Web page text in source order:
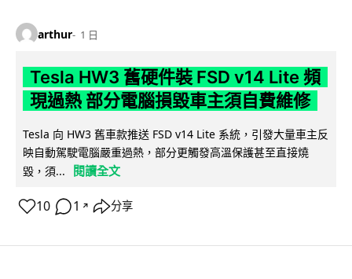
arthur 1 日
Tesla HW3 舊硬件裝 FSD v14 Lite 頻
現過熱 部分電腦損毀車主須自費維修
Tesla 向 HW3 舊車款推送 FSD v14 Lite 系統，引發大量車主反
映自動駕駛電腦嚴重過熱，部分更觸發高溫保護甚至直接燒
毀，須...
閱讀全文
10 1 ↗ 分享